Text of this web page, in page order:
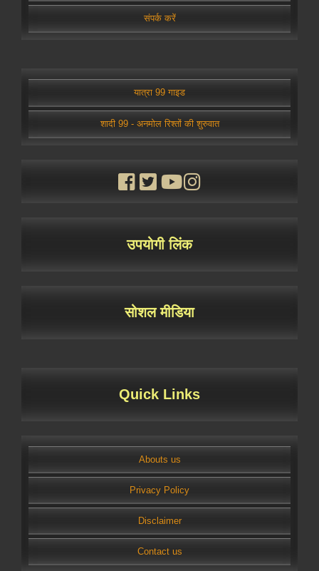
संपर्क करें
यात्रा 99 गाइड
शादी 99 - अनमोल रिश्तों की शुरुवात
उपयोगी लिंक
सोशल मीडिया
Quick Links
Abouts us
Privacy Policy
Disclaimer
Contact us